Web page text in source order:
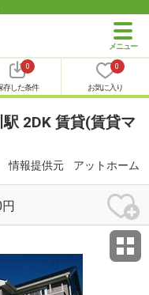
0
存した条件
0
お気に入り
2DK 賃貸(賃貸マ
情報提供元 アットホーム